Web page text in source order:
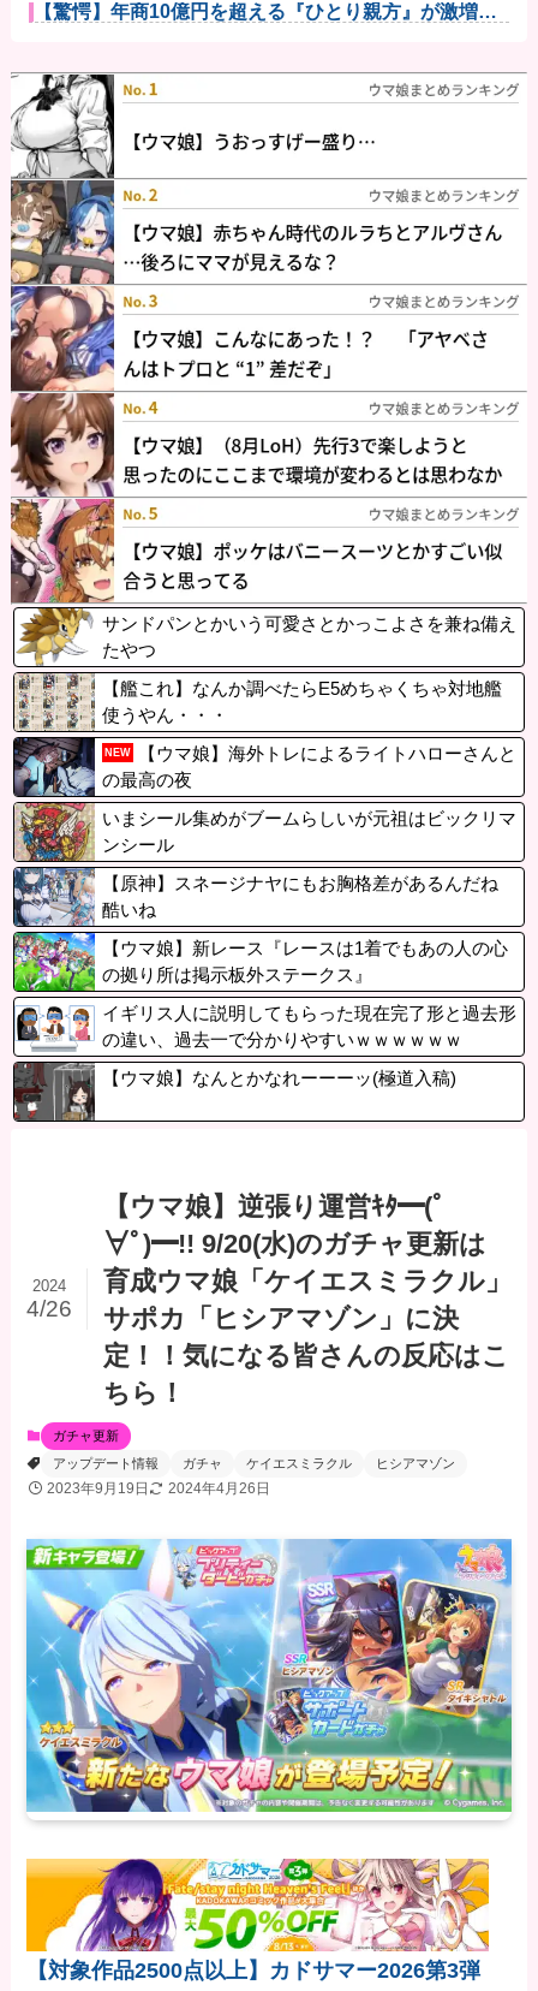
【驚愕】年商10億円を超える『ひとり親方』が激増
サンドパンとかいう可愛さとかっこよさを兼ね備え
たやつ
【艦これ】なんか調べたらE5めちゃくちゃ対地艦
使うやん・・・
NEW
【ウマ娘】海外トレによるライトハローさんと
の最高の夜
いまシール集めがブームらしいが元祖はビックリマ
ンシール
【原神】スネージナヤにもお胸格差があるんだね
酷いね
【ウマ娘】新レース『レースは1着でもあの人の心
の拠り所は掲示板外ステークス』
イギリス人に説明してもらった現在完了形と過去形
の違い、過去一で分かりやすいｗｗｗｗｗｗ
【ウマ娘】なんとかなれーーーッ(極道入稿)
【ウマ娘】逆張り運営ｷﾀ━(ﾟ
∀ﾟ)━!! 9/20(水)のガチャ更新は
育成ウマ娘「ケイエスミラクル」
サポカ「ヒシアマゾン」に決
定！！気になる皆さんの反応はこ
ちら！
2024
4/26
ガチャ更新
アップデート情報
ガチャ ケイエスミラクル ヒシアマゾン
2023年9月19日 2024年4月26日
【対象作品2500点以上】カドサマー2026第3弾